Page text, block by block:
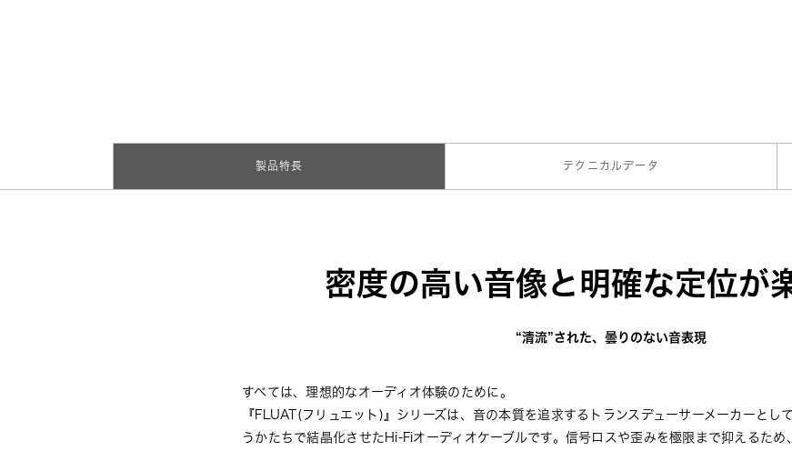
製品特長 テクニカルデータ
密度の高い音像と明確な定位が
“清流”された、曇りのない音表現
すべては、理想的なオーディオ体験のために。
『FLUAT(フリュエット)』シリーズは、音の本質を追求するトランスデューサーメーカーとし
うかたちで結晶化させたHi-Fiオーディオケーブルです。信号ロスや歪みを極限まで抑えるた